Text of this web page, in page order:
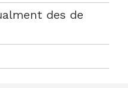
des de